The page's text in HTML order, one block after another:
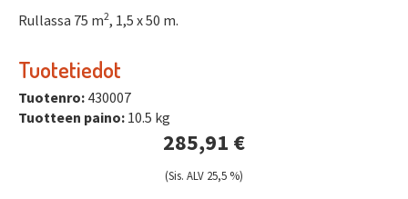
Rullassa 75 m2, 1,5 x 50 m.
Tuotetiedot
Tuotenro: 430007
Tuotteen paino: 10.5 kg
285,91 €
(Sis. ALV 25,5 %)